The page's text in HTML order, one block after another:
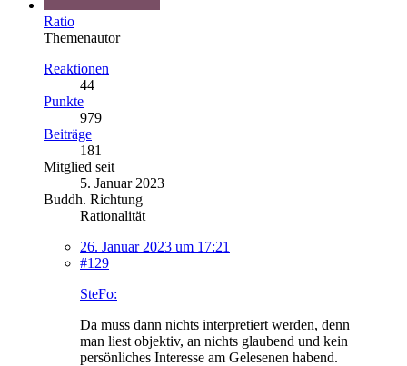
Ratio
Themenautor
Reaktionen
44
Punkte
979
Beiträge
181
Mitglied seit
5. Januar 2023
Buddh. Richtung
Rationalität
26. Januar 2023 um 17:21
#129
SteFo:
Da muss dann nichts interpretiert werden, denn
man liest objektiv, an nichts glaubend und kein
persönliches Interesse am Gelesenen habend.